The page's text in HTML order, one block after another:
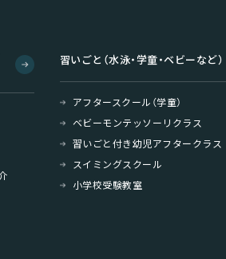
習いごと（水泳・学童・ベビーなど）
アフタースクール（学童）
ベビーモンテッソーリクラス
習いごと付き幼児アフタークラス
スイミングスクール
小学校受験教室